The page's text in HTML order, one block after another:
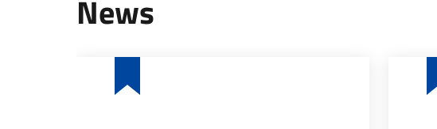
News